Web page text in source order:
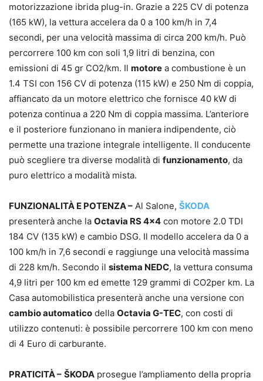
motorizzazione ibrida plug-in. Grazie a 225 CV di potenza
(165 kW), la vettura accelera da 0 a 100 km/h in 7,4
secondi, per una velocità massima di circa 200 km/h. Può
percorrere 100 km con soli 1,9 litri di benzina, con
emissioni di 45 gr CO2/km. Il motore a combustione è un
1.4 TSI con 156 CV di potenza (115 kW) e 250 Nm di coppia,
affiancato da un motore elettrico che fornisce 40 kW di
potenza continua a 220 Nm di coppia massima. L’anteriore
e il posteriore funzionano in maniera indipendente, ciò
permette una trazione integrale intelligente. Il conducente
può scegliere tra diverse modalità di funzionamento, da
puro elettrico a modalità mista.
FUNZIONALITÀ E POTENZA – Al Salone, ŠKODA
presenterà anche la Octavia RS 4×4 con motore 2.0 TDI
184 CV (135 kW) e cambio DSG. Il modello accelera da 0 a
100 km/h in 7,6 secondi e raggiunge una velocità massima
di 228 km/h. Secondo il sistema NEDC, la vettura consuma
4,9 litri per 100 km ed emette 129 grammi di CO2per km. La
Casa automobilistica presenterà anche una versione con
cambio automatico della Octavia G-TEC, con costi di
utilizzo contenuti: è possibile percorrere 100 km con meno
di 4 Euro di carburante.
PRATICITÀ – ŠKODA prosegue l’ampliamento della propria